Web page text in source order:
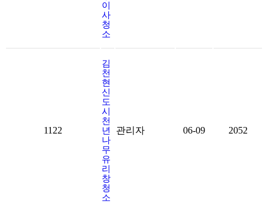
이
사
청
소
1122
김
천
현
신
도
시
천
년
나
무
유
리
창
청
소
관리자 06-09 2052